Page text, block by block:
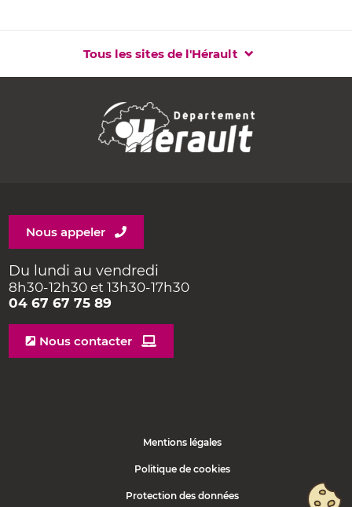
Tous les sites de l'Hérault
Nous appeler
Du lundi au vendredi
8h30-12h30 et 13h30-17h30
04 67 67 75 89
Nous contacter
Mentions légales
Politique de cookies
Protection des données